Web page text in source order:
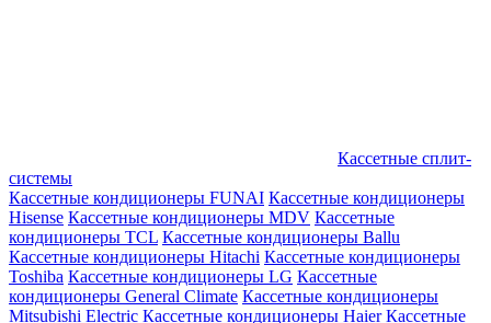
Кассетные сплит-
системы
Кассетные кондиционеры FUNAI Кассетные кондиционеры
Hisense Кассетные кондиционеры MDV Кассетные
кондиционеры TCL Кассетные кондиционеры Ballu
Кассетные кондиционеры Hitachi Кассетные кондиционеры
Toshiba Кассетные кондиционеры LG Кассетные
кондиционеры General Climate Кассетные кондиционеры
Mitsubishi Electric Кассетные кондиционеры Haier Кассетные